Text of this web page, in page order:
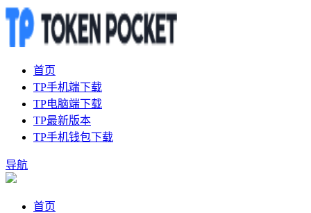
首页
TP手机端下载
TP电脑端下载
TP最新版本
TP手机钱包下载
导航
首页